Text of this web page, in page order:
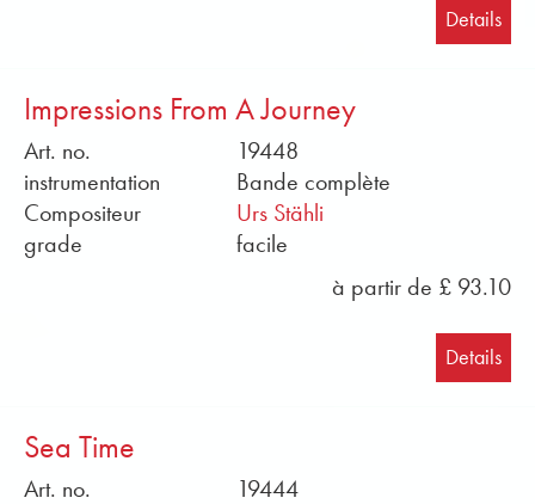
Kosei, de la fanfare des Royal Marines de Sa
Majesté, de la fanfare de concert de l'armée suisse
Des fichiers sonores et des exemples de partitions
au format PDF sont disponibles gratuitement dans
notre boutique en ligne. Commandez dès
maintenant en ligne les partitions de musique pour
instruments à vent d'Obrasso.
Details
Impressions From A Journey
Art. no.
19448
instrumentation
Bande complète
Compositeur
Urs Stähli
grade
facile
à partir de £ 93.10
Details
Sea Time
Art. no.
19444